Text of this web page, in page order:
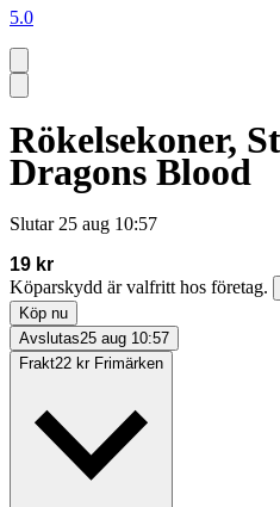
5.0
Rökelsekoner,
Dragons Blood
Slutar 25 aug 10:57
19 kr
Köparskydd är valfritt hos företag.
Köp nu
Avslutas25 aug 10:57
Frakt22 kr Frimärken